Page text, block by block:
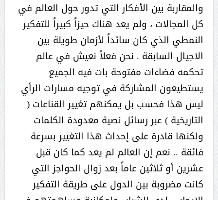
والمقاربة بين الأفكار التي تدور حول العالم في
كل المجالات ، ولم يعد هناك حيزاً كبيراً للتفكير
النمطي الذي كان سائداً لأزمان طويلة بين
الاجيال السابقة . نحن فعلاً نعيش في عالم
تحكمه فضاءات مفتوحة بات فيه الجميع
يستطيعون المشاركة في توجيه مسارات الرأي
ليس هذا فحسب بل يمكنهم تغيير القناعات (
التاريخية ) عبر رسائل نصية معدودة الكلمات
ولكنها قادرة على إحداث هذا التغيير بسرعة
فائقة .. نعم إن العالم لم يعد كما كان قبل
عشرين أو ثلاثين عاماً بعد زوال الحواجز التي
كانت مضروبة بين الدول على طريقة التفكير